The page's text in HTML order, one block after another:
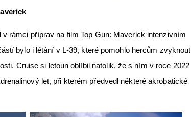
rámci příprav na film Top Gun: Maverick intenzivním
bylo i létání v L-39, které pomohlo hercům zvyknout
Cruise si letoun oblíbil natolik, že s ním v roce 2022
let, při kterém předvedl některé akrobatické